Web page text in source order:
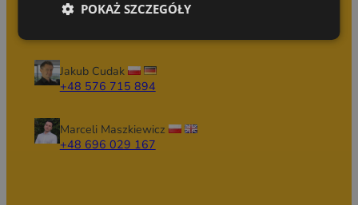
Katarzyna Wodzyńska
Jakub Cudak
+48 576 715 894
Marceli Maszkiewicz
+48 696 029 167
POKAŻ SZCZEGÓŁY